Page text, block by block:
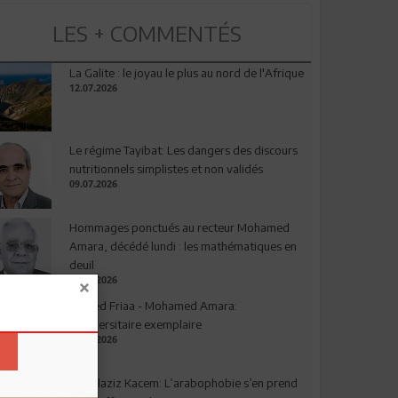
LES + COMMENTÉS
La Galite : le joyau le plus au nord de l'Afrique
12.07.2026
Le régime Tayibat: Les dangers des discours
nutritionnels simplistes et non validés
09.07.2026
Hommages ponctués au recteur Mohamed
Amara, décédé lundi : les mathématiques en
deuil
03.08.2026
Ahmed Friaa - Mohamed Amara:
l’Universitaire exemplaire
04.08.2026
Abdelaziz Kacem: L’arabophobie s’en prend